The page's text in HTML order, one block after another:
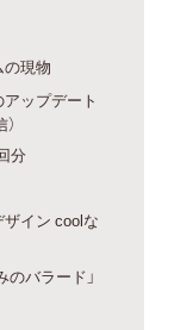
現物
アップデート
分
ザイン coolな
バラード」